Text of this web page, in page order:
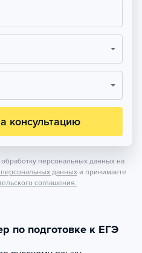
консультацию
персональных данных на
персональных данных и принимаете
соглашения.
по подготовке к ЕГЭ